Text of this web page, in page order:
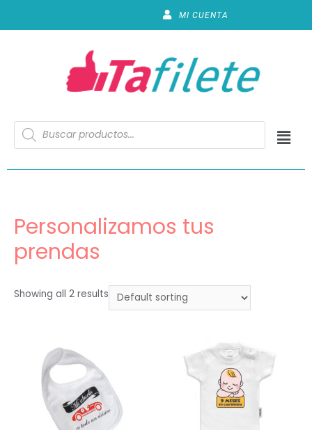
MI CUENTA
Personalizamos tus
prendas
Showing all 2 results